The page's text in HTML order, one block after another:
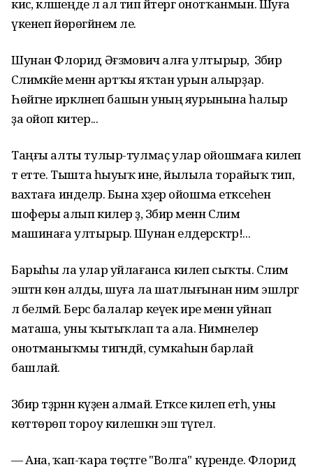
кисә, кәләшеңде лә ал тип әйтергә онотҡанмын. Шуға
үкенеп йөрөгәйнем әле.
Шунан Флорид Әғзәмович алға ултырыр, ә Зәбир
Сәлимәкәйе менән артҡы яҡтан урын алырҙар.
Һөйгәне иркәләнеп башын уның яурынына һалыр
ҙа ойоп китер...
Таңғы алты тулыр-тулмаҫ улар ойошмаға килеп
тә етте. Тышта һыуыҡ ине, йылыла торайыҡ тип,
вахтаға инделәр. Бына хәҙер ойошма етәксеһен
шоферы алып килер ҙә, Зәбир менән Сәлимә
машинаға ултырыр. Шунан елдерәсәктәр!...
Барыһы ла улар уйлағанса килеп сыҡты. Сәлимә
эштән көн алды, шуға ла шатлығынан нимә эшләргә
лә белмәй. Берсә балалар кеүек ире менән уйнап
маташа, уны ҡытыҡлап та ала. Нимәнелер
онотманыҡмы тигәндәй, сумкаһын барлай
башлай.
Зәбир тәҙрәнән күҙен алмай. Етәксе килеп етһә, уны
көттөрөп тороу килешкән эш түгел.
— Ана, ҡап-ҡара төҫтәге "Волга" күренде. Флорид